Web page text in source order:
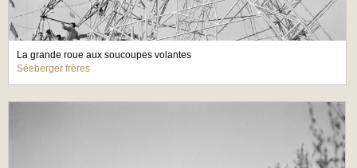
La grande roue aux soucoupes volantes
Séeberger frères